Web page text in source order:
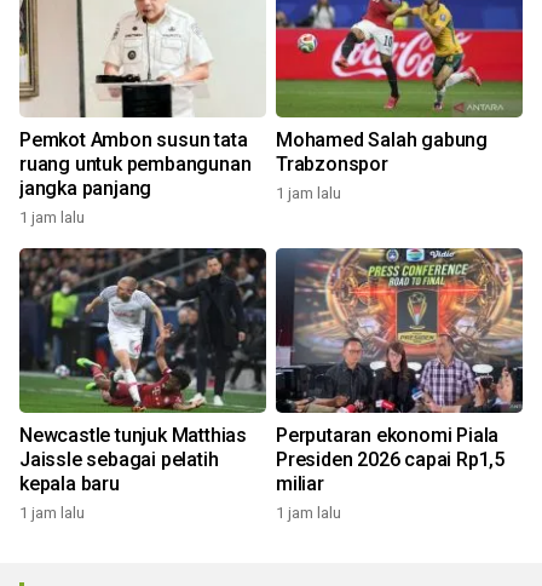
Pemkot Ambon susun tata
ruang untuk pembangunan
jangka panjang
1 jam lalu
Mohamed Salah gabung
Trabzonspor
1 jam lalu
Newcastle tunjuk Matthias
Jaissle sebagai pelatih
kepala baru
1 jam lalu
Perputaran ekonomi Piala
Presiden 2026 capai Rp1,5
miliar
1 jam lalu